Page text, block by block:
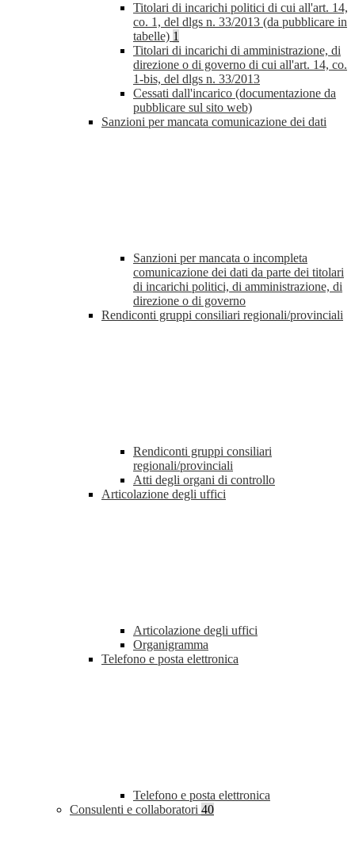
Titolari di incarichi politici di cui all'art. 14,
co. 1, del dlgs n. 33/2013 (da pubblicare in
tabelle) 1
Titolari di incarichi di amministrazione, di
direzione o di governo di cui all'art. 14, co.
1-bis, del dlgs n. 33/2013
Cessati dall'incarico (documentazione da
pubblicare sul sito web)
Sanzioni per mancata comunicazione dei dati
Sanzioni per mancata o incompleta
comunicazione dei dati da parte dei titolari
di incarichi politici, di amministrazione, di
direzione o di governo
Rendiconti gruppi consiliari regionali/provinciali
Rendiconti gruppi consiliari
regionali/provinciali
Atti degli organi di controllo
Articolazione degli uffici
Articolazione degli uffici
Organigramma
Telefono e posta elettronica
Telefono e posta elettronica
Consulenti e collaboratori 40